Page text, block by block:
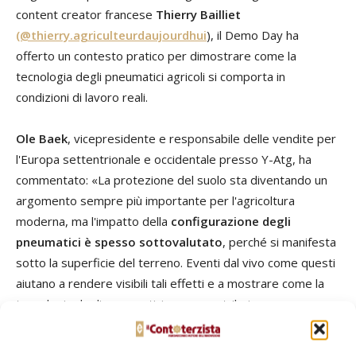
content creator francese Thierry Bailliet
(@thierry.agriculteurdaujourdhui), il Demo Day ha
offerto un contesto pratico per dimostrare come la
tecnologia degli pneumatici agricoli si comporta in
condizioni di lavoro reali.
Ole Baek, vicepresidente e responsabile delle vendite per
l'Europa settentrionale e occidentale presso Y-Atg, ha
commentato: «La protezione del suolo sta diventando un
argomento sempre più importante per l'agricoltura
moderna, ma l'impatto della configurazione degli
pneumatici è spesso sottovalutato, perché si manifesta
sotto la superficie del terreno. Eventi dal vivo come questi
aiutano a rendere visibili tali effetti e a mostrare come la
tecnologia degli pneumatici possa contribuire a preservare
la struttura del terreno, garantendo al contempo